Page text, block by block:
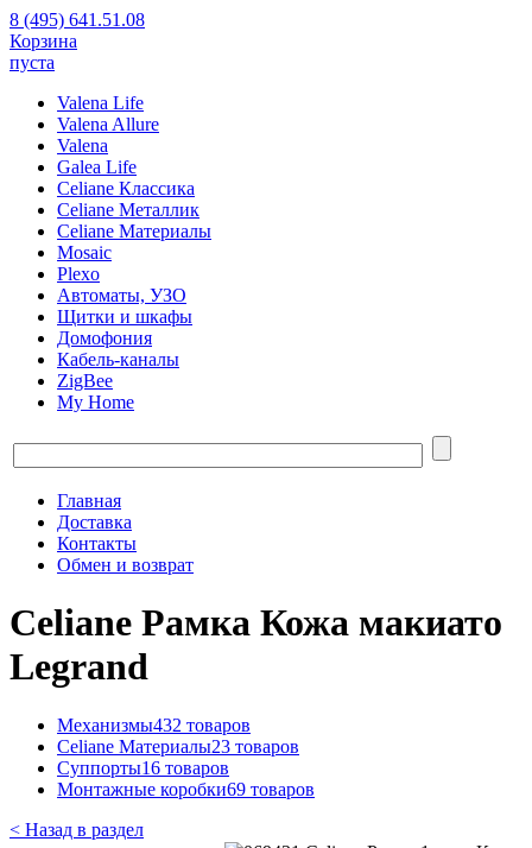
8 (495) 641.51.08
Корзина
пуста
Valena Life
Valena Allure
Valena
Galea Life
Celiane Классика
Celiane Металлик
Celiane Материалы
Mosaic
Plexo
Автоматы, УЗО
Щитки и шкафы
Домофония
Кабель-каналы
ZigBee
My Home
Главная
Доставка
Контакты
Обмен и возврат
Celiane Рамка Кожа макиато
Legrand
Механизмы432 товаров
Celiane Материалы23 товаров
Суппорты16 товаров
Монтажные коробки69 товаров
< Назад в раздел